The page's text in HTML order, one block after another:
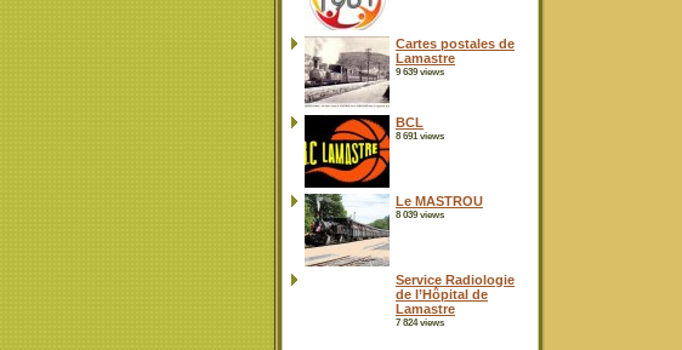
Cartes postales de
Lamastre
9 639 views
BCL
8 691 views
Le MASTROU
8 039 views
Service Radiologie
de l’Hôpital de
Lamastre
7 824 views